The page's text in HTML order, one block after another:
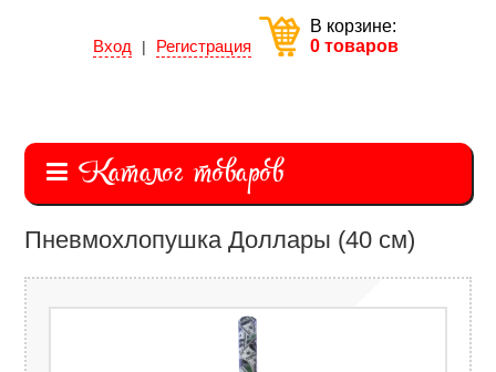
Вход | Регистрация
В корзине:
0 товаров
Каталог товаров
Пневмохлопушка Доллары (40 см)